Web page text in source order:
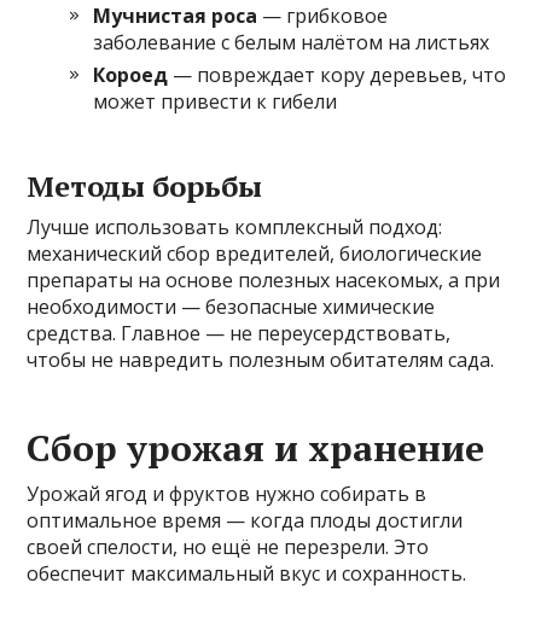
Мучнистая роса — грибковое
заболевание с белым налётом на листьях
Короед — повреждает кору деревьев, что
может привести к гибели
Методы борьбы
Лучше использовать комплексный подход:
механический сбор вредителей, биологические
препараты на основе полезных насекомых, а при
необходимости — безопасные химические
средства. Главное — не переусердствовать,
чтобы не навредить полезным обитателям сада.
Сбор урожая и хранение
Урожай ягод и фруктов нужно собирать в
оптимальное время — когда плоды достигли
своей спелости, но ещё не перезрели. Это
обеспечит максимальный вкус и сохранность.